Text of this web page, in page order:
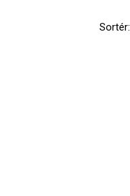
Sortér: